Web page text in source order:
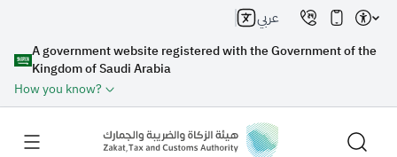
A government website registered with the Government of the
Kingdom of Saudi Arabia
How you know?
عربي